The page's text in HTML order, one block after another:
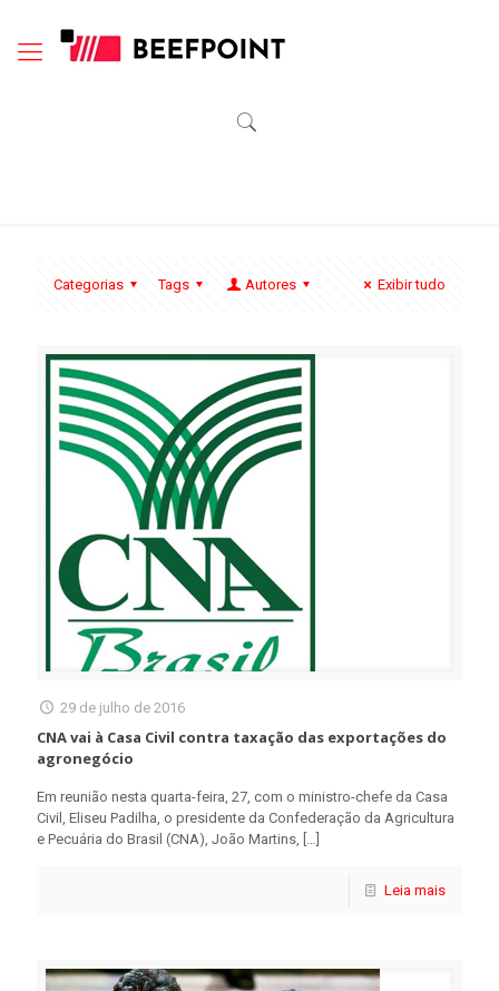
Categorias Tags Autores Exibir tudo
29 de julho de 2016
CNA vai à Casa Civil contra taxação das exportações do
agronegócio
Em reunião nesta quarta-feira, 27, com o ministro-chefe da Casa
Civil, Eliseu Padilha, o presidente da Confederação da Agricultura
e Pecuária do Brasil (CNA), João Martins, […]
Leia mais